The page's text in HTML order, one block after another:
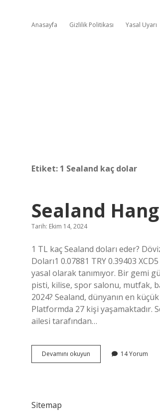
Anasayfa Gizlilik Politikası Yasal Uyarı
Etiket: 1 Sealand kaç dolar
Sealand
Tarih: Ekim 14, 2024
1 TL kaç Sealand doları eder?
Doları1 0.07881 TRY 0.39403
yasal olarak tanımıyor. Bir gemi
pisti, kilise, spor salonu, mutfak,
2024? Sealand, dünyanın en
Platformda 27 kişi yaşamaktadır.
ailesi tarafından…
Devamını okuyun Sealand
Hangi
14 Yorum
Sitemap